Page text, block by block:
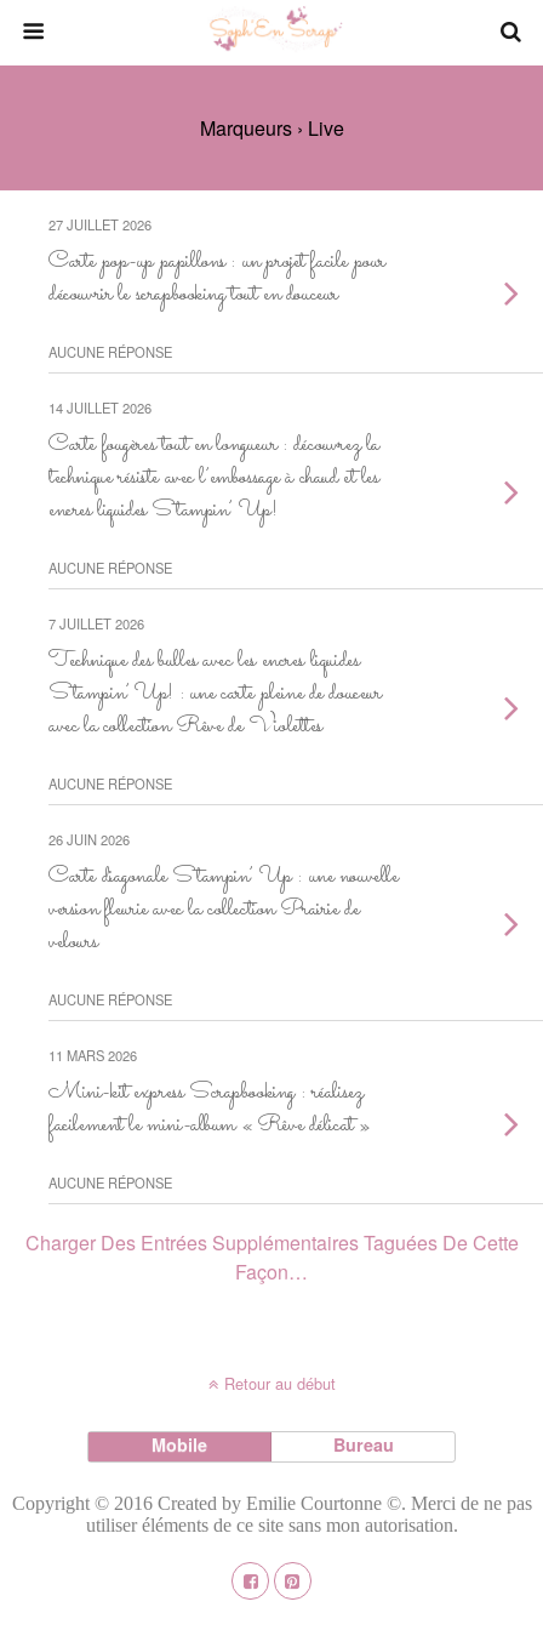
Marqueurs › Live
27 JUILLET 2026
Carte pop-up papillons : un projet facile pour
découvrir le scrapbooking tout en douceur
AUCUNE RÉPONSE
14 JUILLET 2026
Carte fougères tout en longueur : découvrez la
technique résiste avec l’embossage à chaud et les
encres liquides Stampin’ Up!
AUCUNE RÉPONSE
7 JUILLET 2026
Technique des bulles avec les encres liquides
Stampin’ Up! : une carte pleine de douceur
avec la collection Rêve de Violettes
AUCUNE RÉPONSE
26 JUIN 2026
Carte diagonale Stampin’ Up : une nouvelle
version fleurie avec la collection Prairie de
velours
AUCUNE RÉPONSE
11 MARS 2026
Mini-kit express Scrapbooking : réalisez
facilement le mini-album « Rêve délicat »
AUCUNE RÉPONSE
Charger Des Entrées Supplémentaires Taguées De Cette
Façon…
Retour au début
Mobile Bureau
Copyright © 2016 Created by Emilie Courtonne ©. Merci de ne pas
utiliser éléments de ce site sans mon autorisation.